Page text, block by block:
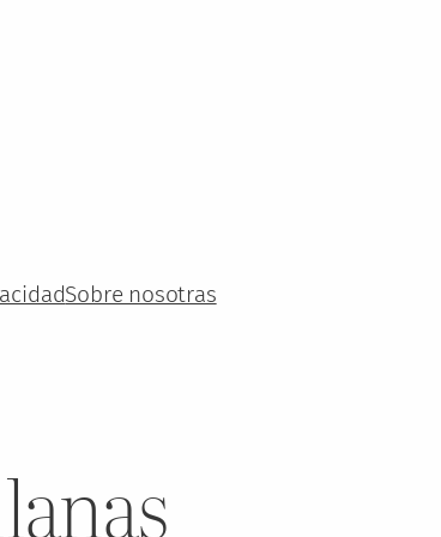
Sobre nosotras